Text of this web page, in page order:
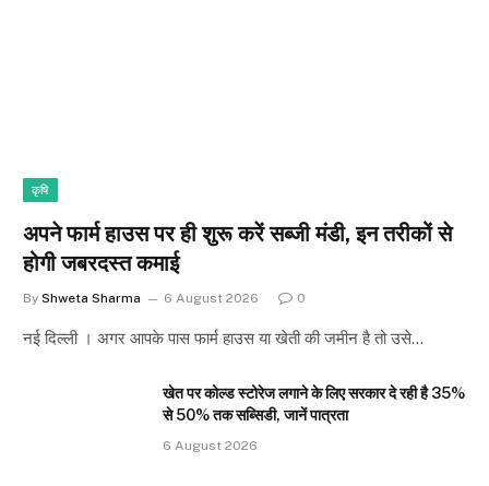
कृषि
अपने फार्म हाउस पर ही शुरू करें सब्जी मंडी, इन तरीकों से
होगी जबरदस्त कमाई
By Shweta Sharma 6 August 2026 0
नई दिल्ली । अगर आपके पास फार्म हाउस या खेती की जमीन है तो उसे…
खेत पर कोल्ड स्टोरेज लगाने के लिए सरकार दे रही है 35%
से 50% तक सब्सिडी, जानें पात्रता
6 August 2026